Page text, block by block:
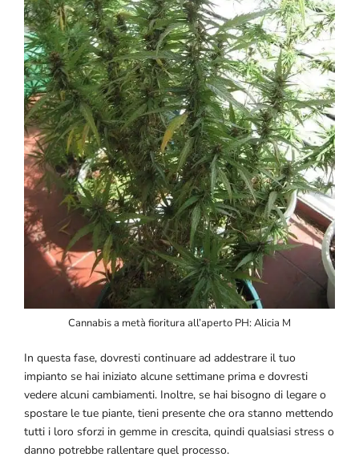
Cannabis a metà fioritura all’aperto PH: Alicia M
In questa fase, dovresti continuare ad addestrare il tuo
impianto se hai iniziato alcune settimane prima e dovresti
vedere alcuni cambiamenti. Inoltre, se hai bisogno di legare o
spostare le tue piante, tieni presente che ora stanno mettendo
tutti i loro sforzi in gemme in crescita, quindi qualsiasi stress o
danno potrebbe rallentare quel processo.